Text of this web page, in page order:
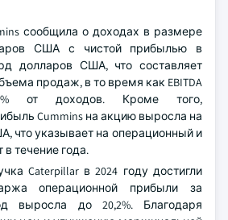
сообщила о доходах в размере
США с чистой прибылью в
долларов США, что составляет
продаж, в то время как EBITDA
от доходов. Кроме того,
Cummins на акцию выросла на
что указывает на операционный и
течение года.
Caterpillar в 2024 году достигли
операционной прибыли за
выросла до 20,2%. Благодаря